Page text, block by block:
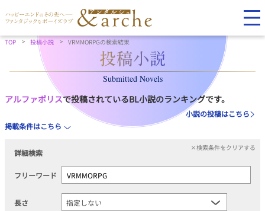
TOP 投稿小説 VRMMORPGの検索結果
Submitted Novels
アルファポリスで投稿されているBL小説のランキングです。
小説の投稿はこちら
掲載条件はこちら
詳細検索
×検索条件をクリアする
フリーワード
長さ